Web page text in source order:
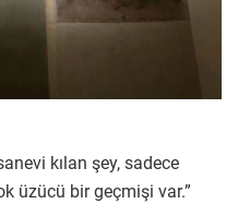
kılan şey, sadece
üzücü bir geçmişi var.”